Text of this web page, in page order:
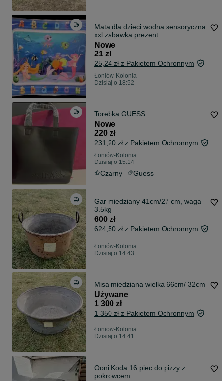
Mata dla dzieci wodna sensoryczna
xxl zabawka prezent
Nowe
21 zł
25,24 zł z Pakietem Ochronnym
Łoniów-Kolonia
Dzisiaj o 18:52
Torebka GUESS
Nowe
220 zł
231,20 zł z Pakietem Ochronnym
Łoniów-Kolonia
Dzisiaj o 15:14
Czarny Guess
Gar miedziany 41cm/27 cm, waga
3.5kg
600 zł
624,50 zł z Pakietem Ochronnym
Łoniów-Kolonia
Dzisiaj o 14:43
Misa miedziana wielka 66cm/ 32cm
Używane
1 300 zł
1 350 zł z Pakietem Ochronnym
Łoniów-Kolonia
Dzisiaj o 14:41
Ooni Koda 16 piec do pizzy z
pokrowcem